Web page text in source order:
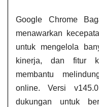
Google Chrome
menawarkan
untuk mengelola
kinerja, dan fitur
membantu
online. Versi
dukungan untuk